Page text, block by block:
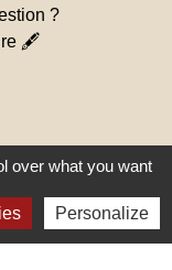
?
🖋
over what you want
Personalize